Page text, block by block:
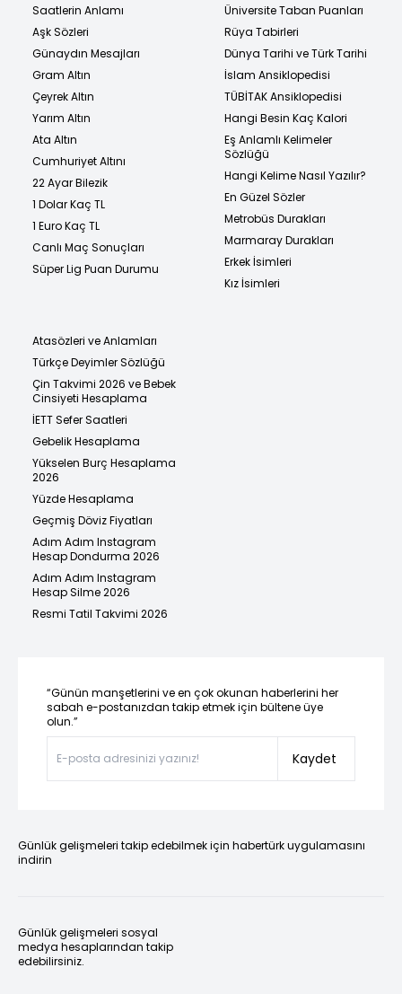
Saatlerin Anlamı
Aşk Sözleri
Günaydın Mesajları
Gram Altın
Çeyrek Altın
Yarım Altın
Ata Altın
Cumhuriyet Altını
22 Ayar Bilezik
1 Dolar Kaç TL
1 Euro Kaç TL
Canlı Maç Sonuçları
Süper Lig Puan Durumu
Üniversite Taban Puanları
Rüya Tabirleri
Dünya Tarihi ve Türk Tarihi
İslam Ansiklopedisi
TÜBİTAK Ansiklopedisi
Hangi Besin Kaç Kalori
Eş Anlamlı Kelimeler
Sözlüğü
Hangi Kelime Nasıl Yazılır?
En Güzel Sözler
Metrobüs Durakları
Marmaray Durakları
Erkek İsimleri
Kız İsimleri
Atasözleri ve Anlamları
Türkçe Deyimler Sözlüğü
Çin Takvimi 2026 ve Bebek
Cinsiyeti Hesaplama
İETT Sefer Saatleri
Gebelik Hesaplama
Yükselen Burç Hesaplama
2026
Yüzde Hesaplama
Geçmiş Döviz Fiyatları
Adım Adım Instagram
Hesap Dondurma 2026
Adım Adım Instagram
Hesap Silme 2026
Resmi Tatil Takvimi 2026
“Günün manşetlerini ve en çok okunan haberlerini her
sabah e-postanızdan takip etmek için bültene üye
olun.”
Kaydet
Günlük gelişmeleri takip edebilmek için habertürk uygulamasını
indirin
Günlük gelişmeleri sosyal
medya hesaplarından takip
edebilirsiniz.